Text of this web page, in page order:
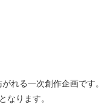
れる一次創作企画です
ります。